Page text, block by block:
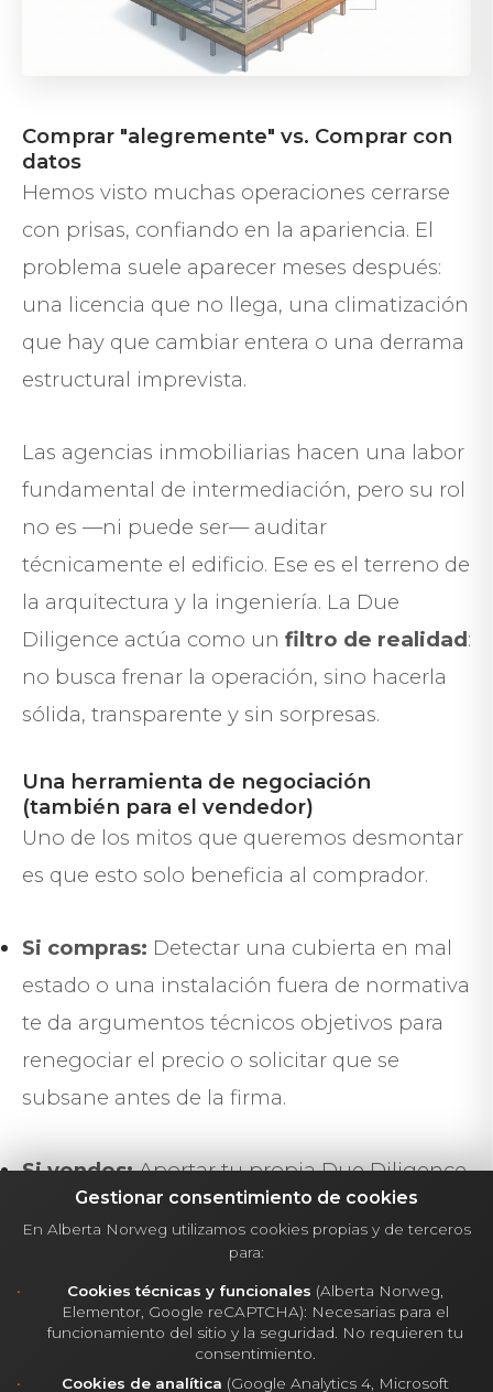
Comprar "alegremente" vs. Comprar con
datos
Hemos visto muchas operaciones cerrarse
con prisas, confiando en la apariencia. El
problema suele aparecer meses después:
una licencia que no llega, una climatización
que hay que cambiar entera o una derrama
estructural imprevista.
Las agencias inmobiliarias hacen una labor
fundamental de intermediación, pero su rol
no es —ni puede ser— auditar
técnicamente el edificio. Ese es el terreno de
la arquitectura y la ingeniería. La Due
Diligence actúa como un filtro de realidad:
no busca frenar la operación, sino hacerla
sólida, transparente y sin sorpresas.
Una herramienta de negociación
(también para el vendedor)
Uno de los mitos que queremos desmontar
es que esto solo beneficia al comprador.
Si compras: Detectar una cubierta en mal
estado o una instalación fuera de normativa
te da argumentos técnicos objetivos para
renegociar el precio o solicitar que se
subsane antes de la firma.
Si vendes:Aportar tu propia Due Diligence
(Vendor Due Diligence) transmite una
transparencia brutal. Genera confianza
inmediata en el inversor, justifica tu precio y
evita regateos de última hora por "miedos"
infundados del comprador.
Gestionar consentimiento de cookies
En Alberta Norweg utilizamos cookies propias y de terceros
para:
Cookies técnicas y funcionales (Alberta Norweg,
Elementor, Google reCAPTCHA): Necesarias para el
funcionamiento del sitio y la seguridad. No requieren tu
consentimiento.
Cookies de analítica (Google Analytics 4, Microsoft